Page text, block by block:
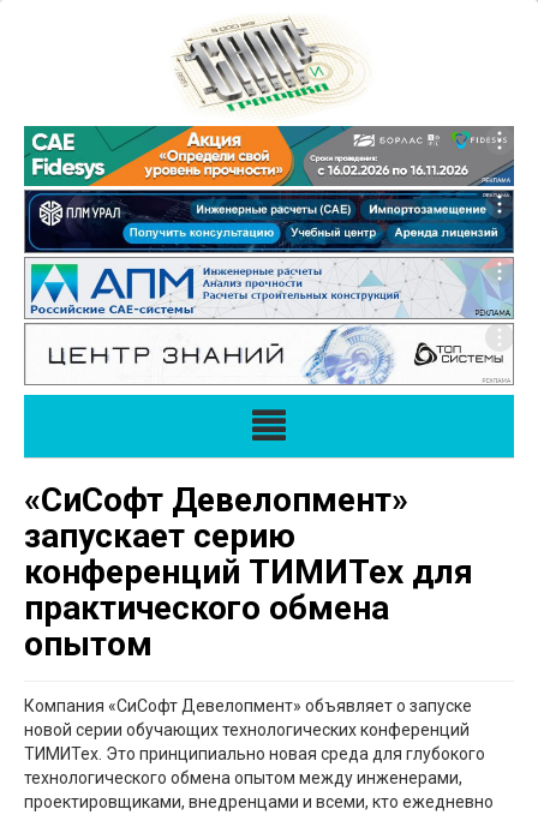
«СиСофт Девелопмент»
запускает серию
конференций ТИМИТех для
практического обмена
опытом
Компания «СиСофт Девелопмент» объявляет о запуске
новой серии обучающих технологических конференций
ТИМИТех. Это принципиально новая среда для глубокого
технологического обмена опытом между инженерами,
проектировщиками, внедренцами и всеми, кто ежедневно